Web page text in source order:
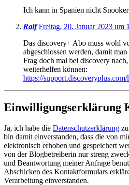
Ich kann in Spanien nicht
Ralf Freitag, 20. Januar 2023 um
Das discovery+ Abo muss wohl
abgeschlossen werden, damit
Frag doch mal bei discovery
weiterhelfen können:
https://support.discoveryplus.com/
Einwilligungserklärung
Ja, ich habe die Datenschutzerklärung
bin damit einverstanden, dass die von
elektronisch erhoben und gespeichert
von der Blogbetreiberin nur streng
und Beantwortung meiner Anfrage
Abschicken des Kontaktformulars
Verarbeitung einverstanden.